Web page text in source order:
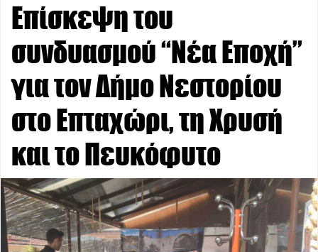
Επίσκεψη του
συνδυασμού “Νέα Εποχή”
για τον Δήμο Νεστορίου
στο Επταχώρι, τη Χρυσή
και το Πευκόφυτο